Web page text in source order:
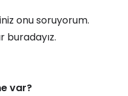
onu soruyorum.
buradayız.
var?